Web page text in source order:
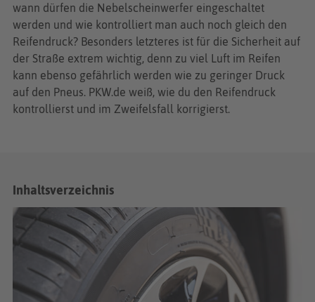
wann dürfen die Nebelscheinwerfer eingeschaltet
werden und wie kontrolliert man auch noch gleich den
Reifendruck? Besonders letzteres ist für die Sicherheit auf
der Straße extrem wichtig, denn zu viel Luft im Reifen
kann ebenso gefährlich werden wie zu geringer Druck
auf den Pneus. PKW.de weiß, wie du den Reifendruck
kontrollierst und im Zweifelsfall korrigierst.
Inhaltsverzeichnis